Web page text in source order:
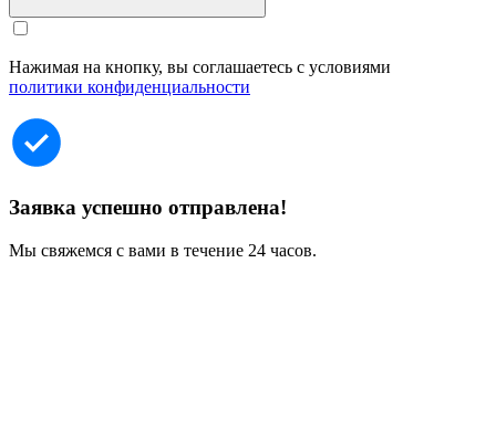
Нажимая на кнопку, вы соглашаетесь с условиями
политики конфиденциальности
Заявка успешно отправлена!
Мы свяжемся с вами в течение 24 часов.